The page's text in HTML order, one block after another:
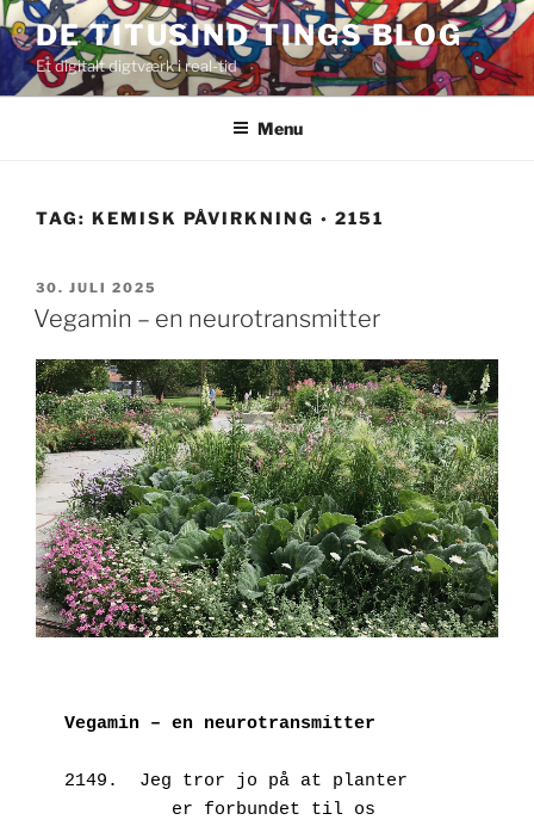
Videre
til
indhold
DE TITUSIND TINGS BLOG
Et digitalt digtværk i real-tid
Menu
TAG: KEMISK PÅVIRKNING ◦ 2151
UDGIVET
DEN
30. JULI 2025
Vegamin – en neurotransmitter
Vegamin – en neurotransmitter
2149.  Jeg tror jo på at planter
          er forbundet til os